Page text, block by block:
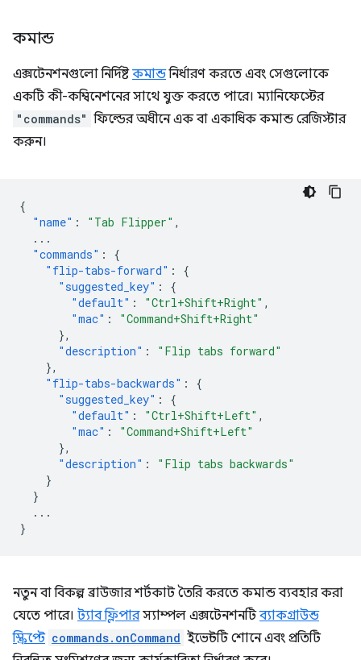
কমান্ড
এক্সটেনশনগুলো নির্দিষ্টকমান্ডনির্ধারণ করতে এবং সেগুলোকে
একটি কী-কম্বিনেশনের সাথে যুক্ত করতে পারে। ম্যানিফেস্টের
"commands" ফিল্ডের অধীনে এক বা একাধিক কমান্ড রেজিস্টার
করুন।
{
"name" : "Tab Flipper" ,
...
"commands" :
{
"flip-tabs-forward" :
{
"suggested_key" :
{
"default" : "Ctrl+Shift+Right" ,
"mac" :
"Command+Shift+Right"
},
"description" :
"Flip tabs forward"
},
"flip-tabs-backwards" :
{
"suggested_key" :
{
"default" : "Ctrl+Shift+Left" ,
"mac" :
"Command+Shift+Left"
},
"description" :
"Flip tabs backwards"
}
}
...
}
নতুন বা বিকল্প ব্রাউজার শর্টকাট তৈরি করতে কমান্ড ব্যবহার করা
যেতে পারে। ট্যাব ফ্লিপারস্যাম্পল এক্সটেনশনটিব্যাকগ্রাউন্ড
স্ক্রিপ্টে commands.onCommand ইভেন্টটি শোনে এবং প্রতিটি